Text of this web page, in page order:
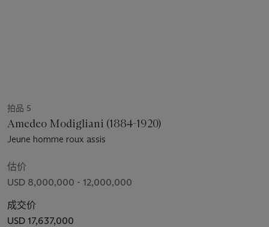
拍品 5
Amedeo Modigliani (1884-1920)
Jeune homme roux assis
估价
USD 8,000,000 - 12,000,000
成交价
USD 17,637,000